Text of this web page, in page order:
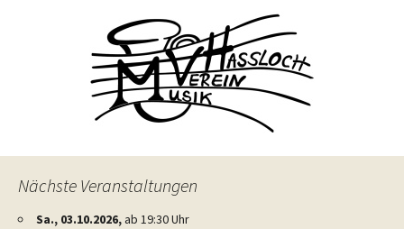
Nächste Veranstaltungen
Sa., 03.10.2026,ab 19:30 Uhr